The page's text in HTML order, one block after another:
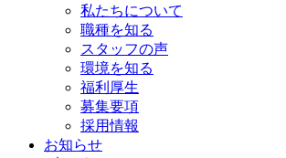
私たちについて
職種を知る
スタッフの声
環境を知る
福利厚生
募集要項
採用情報
お知らせ